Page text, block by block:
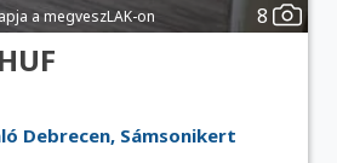
a megveszLAK-on 8
Debrecen, Sámsonikert